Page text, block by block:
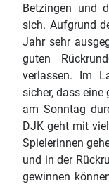
Betzingen und
sich. Aufgrund
Jahr sehr
guten
verlassen. Im
sicher, dass
am Sonntag
DJK geht mit
Spielerinnen
und in der
gewinnen